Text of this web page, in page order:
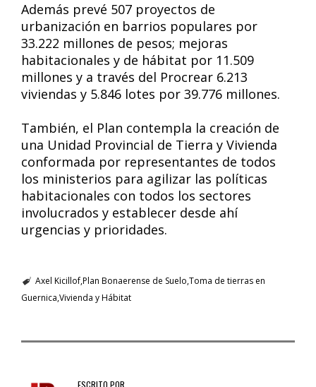
Además prevé 507 proyectos de
urbanización en barrios populares por
33.222 millones de pesos; mejoras
habitacionales y de hábitat por 11.509
millones y a través del Procrear 6.213
viviendas y 5.846 lotes por 39.776 millones.
También, el Plan contempla la creación de
una Unidad Provincial de Tierra y Vivienda
conformada por representantes de todos
los ministerios para agilizar las políticas
habitacionales con todos los sectores
involucrados y establecer desde ahí
urgencias y prioridades.
Axel KicillofPlan Bonaerense de Suelo Toma de tierras en
Guernica Vivienda y Hábitat